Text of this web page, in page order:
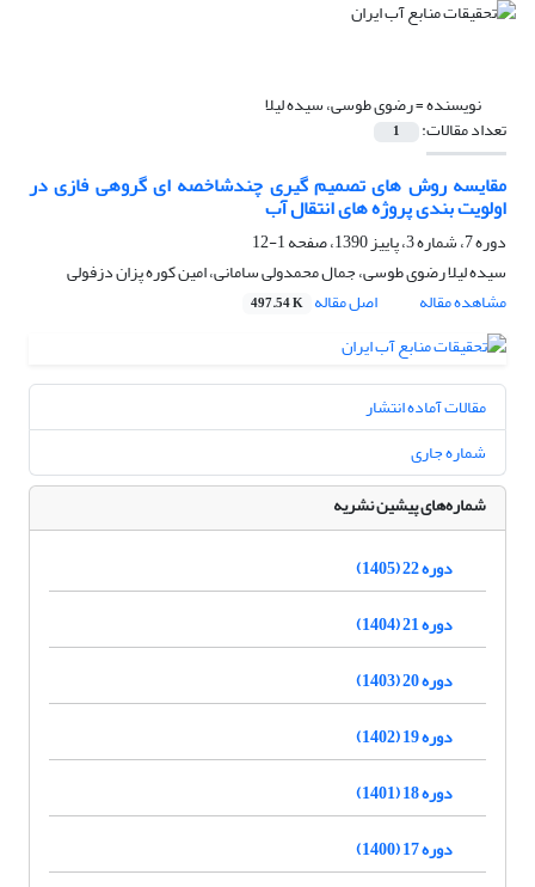
نویسنده =رضوی طوسی، سیده لیلا
تعداد مقالات: 1
مقایسه روش های تصمیم گیری چندشاخصه ای گروهی فازی در
اولویت بندی پروژه های انتقال آب
دوره 7، شماره 3، پاییز 1390، صفحه
1-12
سیده لیلا رضوی طوسی، جمال محمدولی سامانی، امین کوره پزان دزفولی
مشاهده مقاله
اصل مقاله 497.54 K
مقالات آماده انتشار
شماره جاری
شماره‌های پیشین نشریه
دوره 22 (1405)
دوره 21 (1404)
دوره 20 (1403)
دوره 19 (1402)
دوره 18 (1401)
دوره 17 (1400)